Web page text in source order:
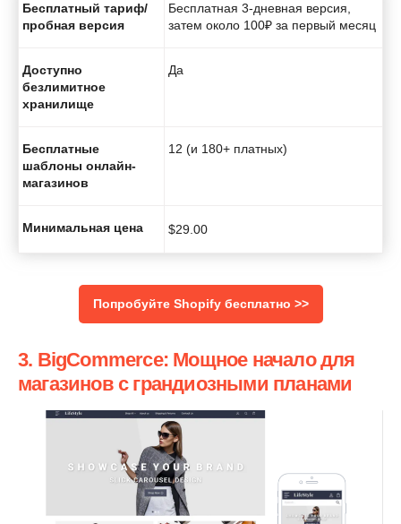
Бесплатный тариф/
пробная версия
Бесплатная 3-дневная версия,
затем около 100₽ за первый месяц
Доступно
безлимитное
хранилище
Да
Бесплатные
шаблоны онлайн-
магазинов
12 (и 180+ платных)
Минимальная цена $29.00
Попробуйте Shopify бесплатно >>
3. BigCommerce: Мощное начало для
магазинов с грандиозными планами